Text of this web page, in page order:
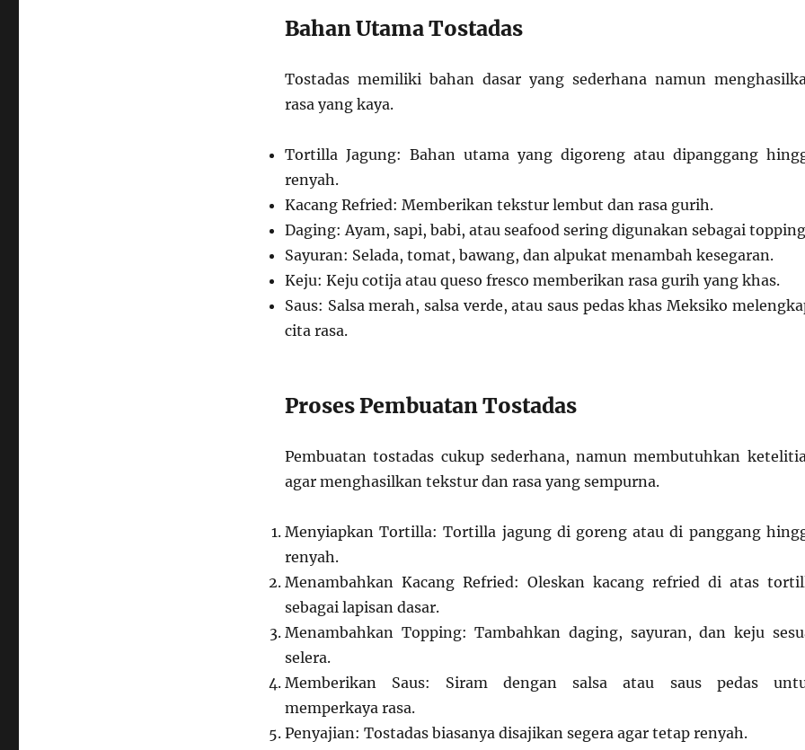
Bahan Utama Tostadas
Tostadas memiliki bahan dasar yang sederhana namun
rasa yang kaya.
Tortilla Jagung: Bahan utama yang digoreng atau dipanggang
renyah.
Kacang Refried: Memberikan tekstur lembut dan rasa gurih.
Daging: Ayam, sapi, babi, atau seafood sering digunakan sebagai
Sayuran: Selada, tomat, bawang, dan alpukat menambah kesegaran.
Keju: Keju cotija atau queso fresco memberikan rasa gurih yang khas.
Saus: Salsa merah, salsa verde, atau saus pedas khas Meksiko
cita rasa.
Proses Pembuatan Tostadas
Pembuatan tostadas cukup sederhana, namun membutuhkan
agar menghasilkan tekstur dan rasa yang sempurna.
Menyiapkan Tortilla: Tortilla jagung di goreng atau di panggang
renyah.
Menambahkan Kacang Refried: Oleskan kacang refried di atas
sebagai lapisan dasar.
Menambahkan Topping: Tambahkan daging, sayuran, dan keju
selera.
Memberikan Saus: Siram dengan salsa atau saus pedas
memperkaya rasa.
Penyajian: Tostadas biasanya disajikan segera agar tetap renyah.